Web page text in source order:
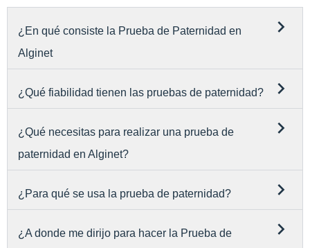
¿En qué consiste la Prueba de Paternidad en
Alginet
¿Qué fiabilidad tienen las pruebas de paternidad?
¿Qué necesitas para realizar una prueba de
paternidad en Alginet?
¿Para qué se usa la prueba de paternidad?
¿A donde me dirijo para hacer la Prueba de